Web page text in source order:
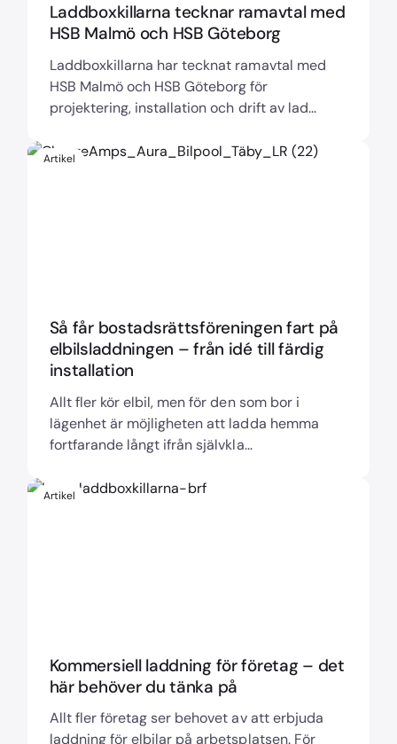
Laddboxkillarna tecknar ramavtal med
HSB Malmö och HSB Göteborg
Laddboxkillarna har tecknat ramavtal med
HSB Malmö och HSB Göteborg för
projektering, installation och drift av lad...
Artikel
Så får bostadsrättsföreningen fart på
elbilsladdningen – från idé till färdig
installation
Allt fler kör elbil, men för den som bor i
lägenhet är möjligheten att ladda hemma
fortfarande långt ifrån självkla...
Artikel
Kommersiell laddning för företag – det
här behöver du tänka på
Allt fler företag ser behovet av att erbjuda
laddning för elbilar på arbetsplatsen. För